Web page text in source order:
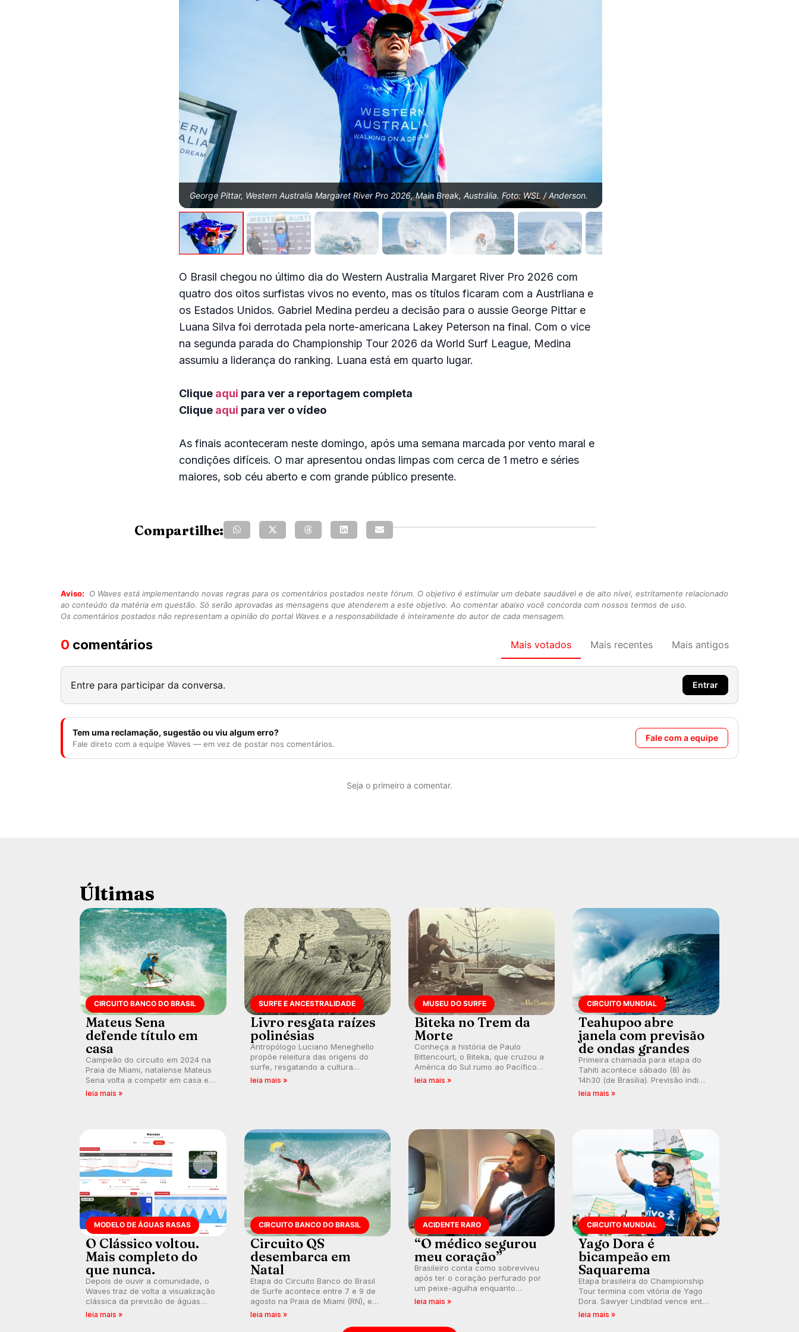
George Pittar, Western Australia Margaret River Pro 2026, Main Break, Austrália. Foto: WSL / Anderson.
O Brasil chegou no último dia do Western Australia Margaret River Pro 2026 com
quatro dos oitos surfistas vivos no evento, mas os títulos ficaram com a Austrliana e
os Estados Unidos. Gabriel Medina perdeu a decisão para o aussie George Pittar e
Luana Silva foi derrotada pela norte-americana Lakey Peterson na final. Com o vice
na segunda parada do Championship Tour 2026 da World Surf League, Medina
assumiu a liderança do ranking. Luana está em quarto lugar.
Clique aqui para ver a reportagem completa
Clique aqui para ver o vídeo
As finais aconteceram neste domingo, após uma semana marcada por vento maral e
condições difíceis. O mar apresentou ondas limpas com cerca de 1 metro e séries
maiores, sob céu aberto e com grande público presente.
Compartilhe:
Aviso:
O Waves está implementando novas regras para os comentários postados neste fórum. O objetivo é estimular um debate saudável e de alto nível, estritamente relacionado
ao conteúdo da matéria em questão. Só serão aprovadas as mensagens que atenderem a este objetivo. Ao comentar abaixo você concorda com nossos termos de uso.
Os comentários postados não representam a opinião do portal Waves e a responsabilidade é inteiramente do autor de cada mensagem.
0 comentários Mais votados Mais recentes Mais antigos
Entre para participar da conversa. Entrar
Tem uma reclamação, sugestão ou viu algum erro?
Fale direto com a equipe Waves — em vez de postar nos comentários.
Fale com a equipe
Seja o primeiro a comentar.
Últimas
CIRCUITO BANCO DO BRASIL
Mateus Sena
defende título em
casa
Campeão do circuito em 2024 na
Praia de Miami, natalense Mateus
Sena volta a competir em casa em
busca de manter a hegemonia
leia mais »
SURFE E ANCESTRALIDADE
Livro resgata raízes
polinésias
Antropólogo Luciano Meneghello
propõe releitura das origens do
surfe, resgatando a cultura
polinésia e questionando a visão
leia mais »
MUSEU DO SURFE
Biteka no Trem da
Morte
Conheça a história de Paulo
Bittencourt, o Biteka, que cruzou a
América do Sul rumo ao Pacífico
em uma jornada que se tornou um
leia mais »
CIRCUITO MUNDIAL
Teahupoo abre
janela com previsão
de ondas grandes
Primeira chamada para etapa do
Tahiti acontece sábado (8) às
14h30 (de Brasília). Previsão indica
swell consistente. Medina
leia mais »
MODELO DE ÁGUAS RASAS
O Clássico voltou.
Mais completo do
que nunca.
Depois de ouvir a comunidade, o
Waves traz de volta a visualização
clássica da previsão de águas
rasas, agora integrada à nova
leia mais »
CIRCUITO BANCO DO BRASIL
Circuito QS
desembarca em
Natal
Etapa do Circuito Banco do Brasil
de Surfe acontece entre 7 e 9 de
agosto na Praia de Miami (RN), em
disputas válidas pelo Qualifying
leia mais »
ACIDENTE RARO
“O médico segurou
meu coração”
Brasileiro conta como sobreviveu
após ter o coração perfurado por
um peixe-agulha enquanto
surfava na Costa Rica.
leia mais »
CIRCUITO MUNDIAL
Yago Dora é
bicampeão em
Saquarema
Etapa brasileira do Championship
Tour termina com vitória de Yago
Dora. Sawyer Lindblad vence entre
as mulheres e Leonardo Fioravanti
leia mais »